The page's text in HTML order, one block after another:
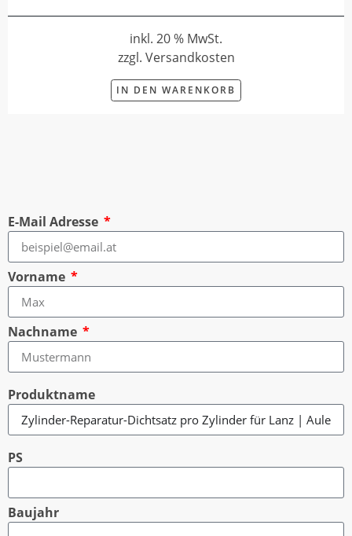
inkl. 20 % MwSt.
zzgl. Versandkosten
IN DEN WARENKORB
E-Mail Adresse
Vorname
Nachname
Produktname
PS
Baujahr